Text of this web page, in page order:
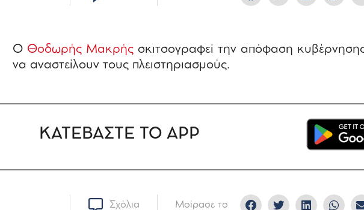
Ο Θοδωρής Μακρής σκιτσογραφεί την απόφαση
να αναστείλουν τους πλειστηριασμούς.
ΚΑΤΕΒΑΣΤΕ ΤΟ APP
Σχόλια Μοίρασε το